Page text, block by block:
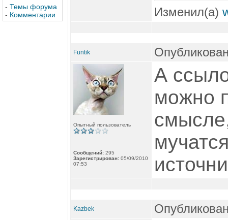
- Темы форума
- Комментарии Изменил(а)
Funtik
Опытный пользователь
Сообщений: 295
Зарегистрирован: 05/09/2010
07:53
А
можно
Kazbek